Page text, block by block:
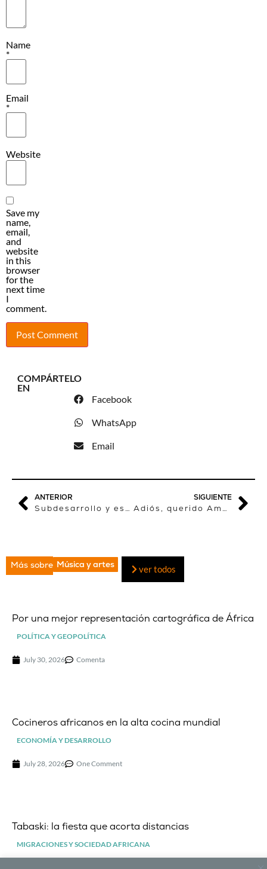
Name
*
Email
*
Website
Save my
name,
email,
and
website
in this
browser
for the
next time
I
comment.
COMPÁRTELO
EN
Facebook
WhatsApp
Email
ANTERIOR
Subdesarrollo y esperanza en África
SIGUIENTE
Adiós, querido Amadou
Más sobre Música y artes ver todos
Por una mejor representación cartográfica de África
POLÍTICA Y GEOPOLÍTICA
July 30, 2026 Comenta
Cocineros africanos en la alta cocina mundial
ECONOMÍA Y DESARROLLO
July 28, 2026 One Comment
Tabaski: la fiesta que acorta distancias
MIGRACIONES Y SOCIEDAD AFRICANA